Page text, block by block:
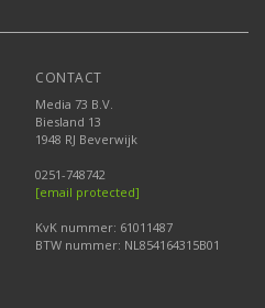
CONTACT
Media 73 B.V.
Biesland 13
1948 RJ Beverwijk
0251-748742
[email protected]
KvK nummer: 61011487
BTW nummer: NL854164315B01